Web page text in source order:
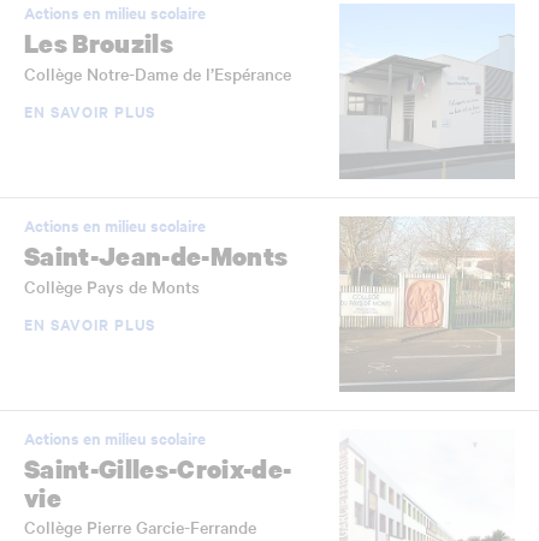
Actions en milieu scolaire
Les Brouzils
Collège Notre-Dame de l’Espérance
EN SAVOIR PLUS
Actions en milieu scolaire
Saint-Jean-de-Monts
Collège Pays de Monts
EN SAVOIR PLUS
Actions en milieu scolaire
Saint-Gilles-Croix-de-
vie
Collège Pierre Garcie-Ferrande